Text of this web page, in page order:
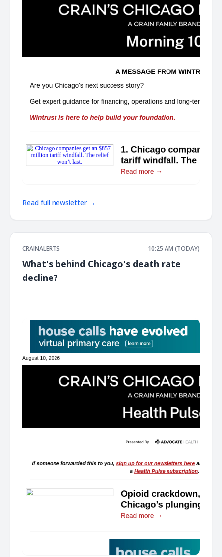
Read full newsletter →
CRAINALERTS 10:25 AM (TODAY)
What's behind Chicago's death rate
decline?